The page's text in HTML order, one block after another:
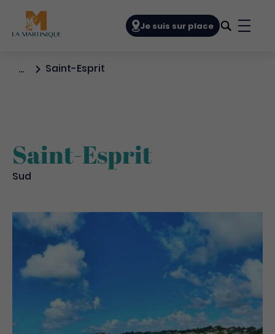
Je suis sur place
… Saint-Esprit
Saint-Esprit
Sud